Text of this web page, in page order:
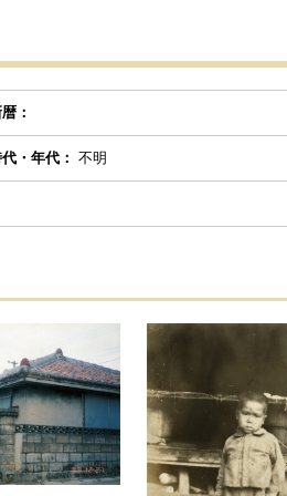
：
・年代： 不明